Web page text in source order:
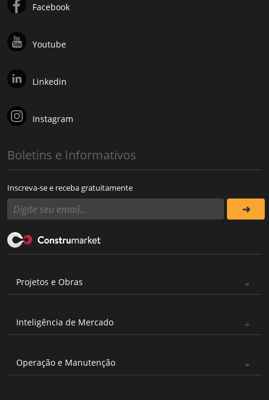
Facebook
Youtube
Linkedin
Instagram
Boletins e Informativos
Inscreva-se e receba gratuitamente
Projetos e Obras
Inteligência de Mercado
Operação e Manutenção